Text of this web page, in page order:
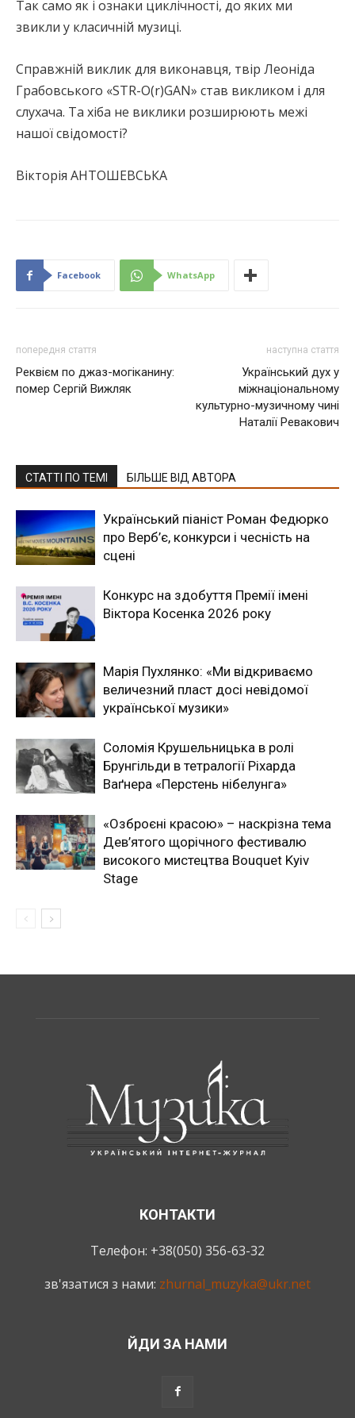
Так само як і ознаки циклічності, до яких ми
звикли у класичній музиці.
Справжній виклик для виконавця, твір Леоніда
Грабовського «STR-O(r)GAN» став викликом і для
слухача. Та хіба не виклики розширюють межі
нашої свідомості?
Вікторія АНТОШЕВСЬКА
Facebook WhatsApp
попередня стаття
Реквієм по джаз-могіканину:
помер Сергій Вижляк
наступна стаття
Український дух у
міжнаціональному
культурно-музичному чині
Наталії Ревакович
СТАТТІ ПО ТЕМІ БІЛЬШЕ ВІД АВТОРА
Український піаніст Роман Федюрко
про Верб’є, конкурси і чесність на
сцені
Конкурс на здобуття Премії імені
Віктора Косенка 2026 року
Марія Пухлянко: «Ми відкриваємо
величезний пласт досі невідомої
української музики»
Соломія Крушельницька в ролі
Брунгільди в тетралогії Ріхарда
Ваґнера «Перстень нібелунга»
«Озброєні красою» – наскрізна тема
Дев’ятого щорічного фестивалю
високого мистецтва Bouquet Kyiv
Stage
КОНТАКТИ
Телефон: +38(050) 356-63-32
зв'язатися з нами: zhurnal_muzyka@ukr.net
ЙДИ ЗА НАМИ